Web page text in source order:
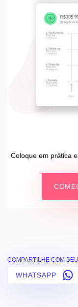
Coloque em prática
COMPARTILHE COM
WHATSAPP